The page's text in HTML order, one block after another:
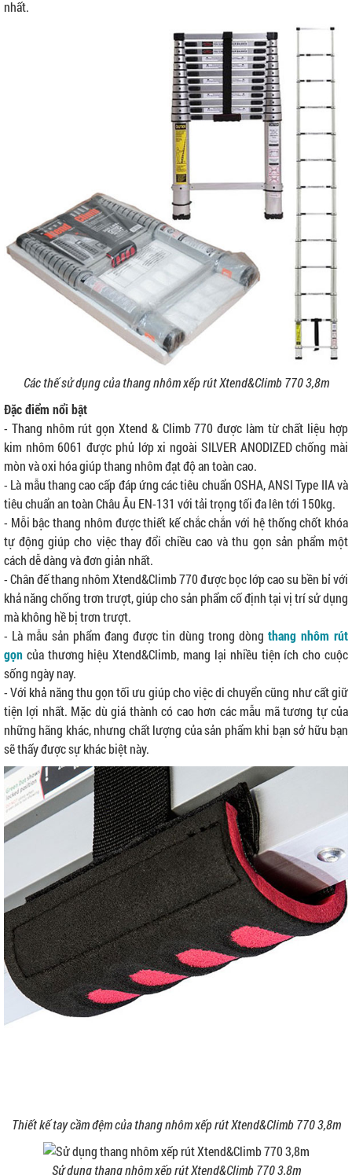
nhất.
Các thế sử dụng của thang nhôm xếp rút Xtend&Climb 770 3,8m
Đặc điểm nổi bật
- Thang nhôm rút gọn Xtend & Climb 770 được làm từ chất liệu hợp
kim nhôm 6061 được phủ lớp xi ngoài SILVER ANODIZED chống mài
mòn và oxi hóa giúp thang nhôm đạt độ an toàn cao.
- Là mẫu thang cao cấp đáp ứng các tiêu chuẩn OSHA, ANSI Type IIA và
tiêu chuẩn an toàn Châu Âu EN-131 với tải trọng tối đa lên tới 150kg.
- Mỗi bậc thang nhôm được thiết kế chắc chắn với hệ thống chốt khóa
tự động giúp cho việc thay đổi chiều cao và thu gọn sản phẩm một
cách dễ dàng và đơn giản nhất.
- Chân đế thang nhôm Xtend&Climb 770 được bọc lớp cao su bền bỉ với
khả năng chống trơn trượt, giúp cho sản phẩm cố định tại vị trí sử dụng
mà không hề bị trơn trượt.
- Là mẫu sản phẩm đang được tin dùng trong dòng thang nhôm rút
gọn của thương hiệu Xtend&Climb, mang lại nhiều tiện ích cho cuộc
sống ngày nay.
- Với khả năng thu gọn tối ưu giúp cho việc di chuyển cũng như cất giữ
tiện lợi nhất. Mặc dù giá thành có cao hơn các mẫu mã tương tự của
những hãng khác, nhưng chất lượng của sản phẩm khi bạn sở hữu bạn
sẽ thấy được sự khác biệt này.
Thiết kế tay cầm đệm của thang nhôm xếp rút Xtend&Climb 770 3,8m
Sử dụng thang nhôm xếp rút Xtend&Climb 770 3,8m